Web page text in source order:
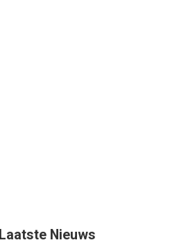
Laatste Nieuws